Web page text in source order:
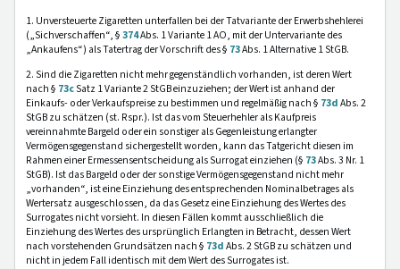
1. Unversteuerte Zigaretten unterfallen bei der Tatvariante der Erwerbshehlerei
(„Sichverschaffen“, §374Abs. 1 Variante 1 AO, mit der Untervariante des
„Ankaufens“) als Tatertrag der Vorschrift des § 73Abs. 1 Alternative 1 StGB.
2. Sind die Zigaretten nicht mehr gegenständlich vorhanden, ist deren Wert
nach § 73cSatz 1 Variante 2 StGB einzuziehen; der Wert ist anhand der
Einkaufs- oder Verkaufspreise zu bestimmen und regelmäßig nach § 73dAbs. 2
StGB zu schätzen (st. Rspr.). Ist das vom Steuerhehler als Kaufpreis
vereinnahmte Bargeld oder ein sonstiger als Gegenleistung erlangter
Vermögensgegenstand sichergestellt worden, kann das Tatgericht diesen im
Rahmen einer Ermessensentscheidung als Surrogat einziehen (§ 73Abs. 3 Nr. 1
StGB). Ist das Bargeld oder der sonstige Vermögensgegenstand nicht mehr
„vorhanden“, ist eine Einziehung des entsprechenden Nominalbetrages als
Wertersatz ausgeschlossen, da das Gesetz eine Einziehung des Wertes des
Surrogates nicht vorsieht. In diesen Fällen kommt ausschließlich die
Einziehung des Wertes des ursprünglich Erlangten in Betracht, dessen Wert
nach vorstehenden Grundsätzen nach § 73dAbs. 2 StGB zu schätzen und
nicht in jedem Fall identisch mit dem Wert des Surrogates ist.